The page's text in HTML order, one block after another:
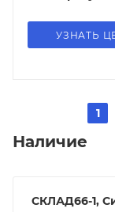
УЗНАТЬ
1
Наличие
СКЛАД66-1,